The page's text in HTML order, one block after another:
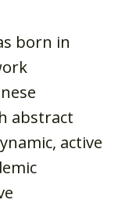
born in
abstract
active